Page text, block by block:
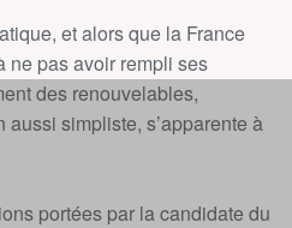
et alors que la France
ne pas avoir rempli ses
des renouvelables,
aussi simpliste, s’apparente à
portées par la candidate du